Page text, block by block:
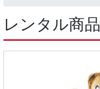
レンタル商品